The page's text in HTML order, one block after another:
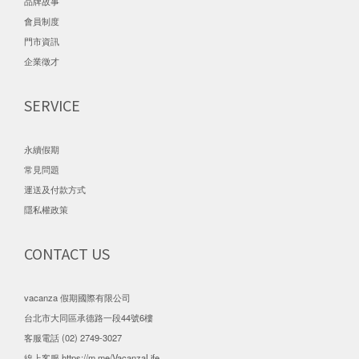
會員制度
門市資訊
企業徵才
SERVICE
永續假期
常見問題
運送及付款方式
隱私權政策
CONTACT US
vacanza 假期國際有限公司
台北市大同區承德路一段44號6樓
客服電話 (02) 2749-3027